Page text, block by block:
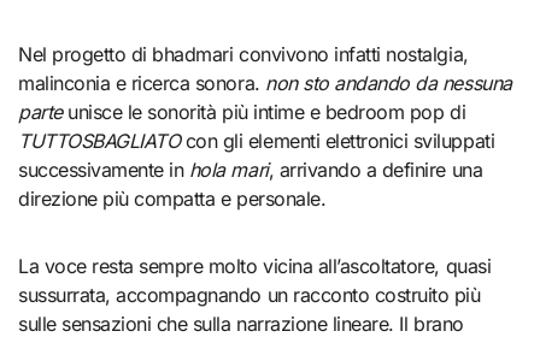
Nel progetto di bhadmari convivono infatti nostalgia,
malinconia e ricerca sonora. non sto andando da nessuna
parteunisce le sonorità più intime e bedroom pop di
TUTTOSBAGLIATOcon gli elementi elettronici sviluppati
successivamente in hola mari, arrivando a definire una
direzione più compatta e personale.
La voce resta sempre molto vicina all’ascoltatore, quasi
sussurrata, accompagnando un racconto costruito più
sulle sensazioni che sulla narrazione lineare. Il brano